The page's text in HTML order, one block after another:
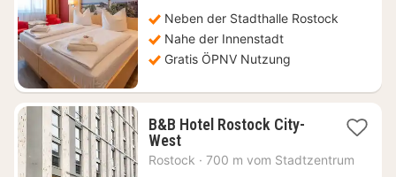
69
€
Neben der Stadthalle Rostock
Nahe der Innenstadt
Gratis ÖPNV Nutzung
B&B Hotel Rostock City-
West1
Nacht
Rostock · 700 m vom Stadtzentrum